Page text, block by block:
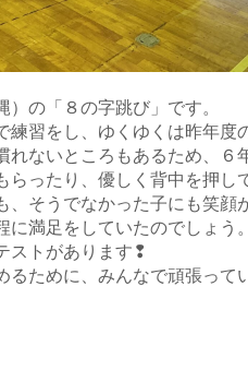
の「８の字跳び」です。
習をし、ゆくゆくは昨年度
ないところもあるため、６
ったり、優しく背中を押し
そうでなかった子にも笑顔
満足をしていたのでしょう。
ストがあります❢
ために、みんなで頑張って